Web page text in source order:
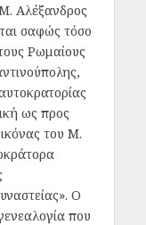
Αλέξανδρος
σαφώς τόσο
Ρωμαίους
ως προς
του Μ.
Ο
που